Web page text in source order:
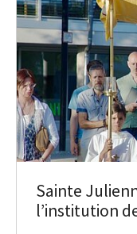
Sainte
l’institution